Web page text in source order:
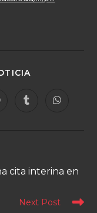
cita interina en
Next Post